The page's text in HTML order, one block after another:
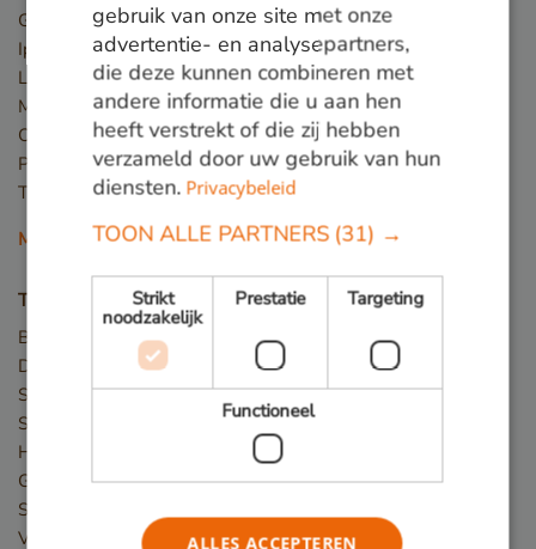
Guariuba
Ipé
Louro preto
Massaranduba
Okan
Piquia
Tali
Meer houtsoorten
Toepassingen
Bruggen
Damwand / Beschoeiing
Straatmeubilair
Speeltoestellen
Hekwerk
Gevelbekleding
Steigers
Vlonder
gebruik van onze site met onze
advertentie- en analysepartners,
die deze kunnen combineren met
andere informatie die u aan hen
heeft verstrekt of die zij hebben
verzameld door uw gebruik van hun
diensten. Privacybeleid
TOON ALLE PARTNERS (31) →
Strikt
noodzakelijk
Prestatie Targeting
Functioneel
ALLES ACCEPTEREN